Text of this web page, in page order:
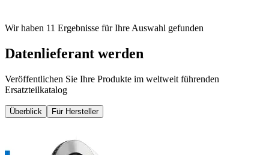
Wir haben 11 Ergebnisse für Ihre Auswahl gefunden
Datenlieferant werden
Veröffentlichen Sie Ihre Produkte im weltweit führenden
Ersatzteilkatalog
Überblick Für Hersteller